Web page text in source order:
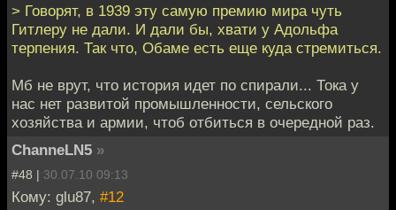
> Говорят, в 1939 эту самую премию мира чуть
Гитлеру не дали. И дали бы, хвати у Адольфа
терпения. Так что, Обаме есть еще куда стремиться.
Мб не врут, что история идет по спирали... Тока у
нас нет развитой промышленности, сельского
хозяйства и армии, чтоб отбиться в очередной раз.
ChanneLN5 »
#48 | 30.07.10 09:13
Кому: glu87, #12